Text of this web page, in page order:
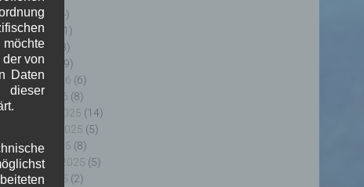
Juni 2026
(4)
Mai 2026
(11)
April 2026
(8)
März 2026
(9)
Februar 2026 (6)
Januar 2026 (8)
Dezember 2025 (14)
November 2025 (5)
Oktober 2025 (8)
September 2025 (5)
August 2025 (2)
von
Daten
dieser